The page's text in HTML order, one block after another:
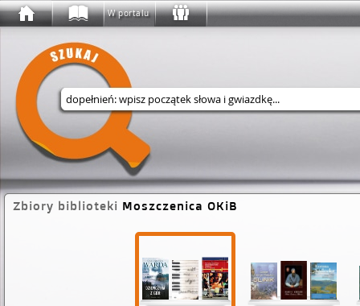
W portalu
Wyszukaj w serwisie
Zbiory biblioteki Moszczenica OKiB